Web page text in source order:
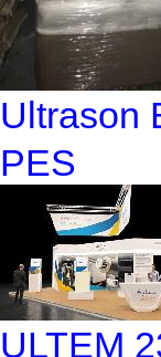
Ultrason
PES
ULTEM